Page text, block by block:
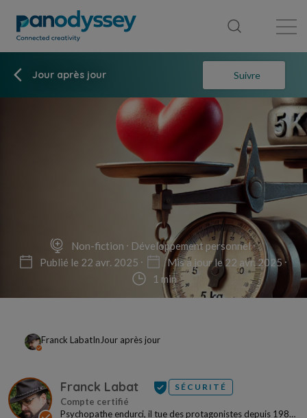
Jour après jour Suivre
Non-fiction
Développement personnel
Publié le 22 avr. 2025
Mis à jour le 22 avr. 2025
1 min
Franck LabatIn Jour après jour
Franck Labat SÉCURITÉ
Psychopathe endurci, il tue des protagonistes depuis 1989.